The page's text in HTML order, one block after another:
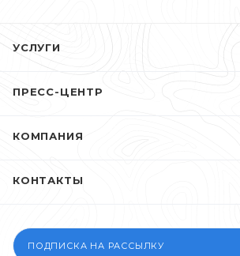
УСЛУГИ
ПРЕСС-ЦЕНТР
КОМПАНИЯ
КОНТАКТЫ
ПОДПИСКА НА РАССЫЛКУ